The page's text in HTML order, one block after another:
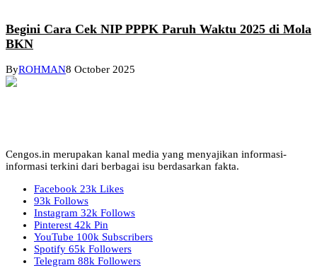
Begini Cara Cek NIP PPPK Paruh Waktu 2025 di Mola
BKN
ByROHMAN8 October 2025
Cengos.in merupakan kanal media yang menyajikan informasi-
informasi terkini dari berbagai isu berdasarkan fakta.
Facebook 23k Likes
93k Follows
Instagram 32k Follows
Pinterest 42k Pin
YouTube 100k Subscribers
Spotify 65k Followers
Telegram 88k Followers